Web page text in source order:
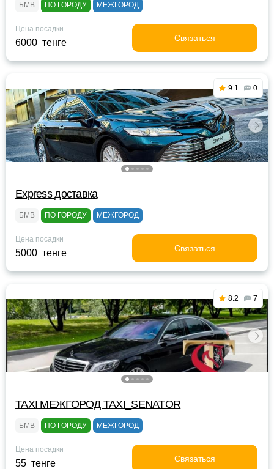
БМВ ПО ГОРОДУ МЕЖГОРОД
Цена посадки
6000 тенге Связаться
9.1 0
Express доставка
БМВ ПО ГОРОДУ МЕЖГОРОД
Цена посадки
5000 тенге Связаться
8.2 7
TAXI МЕЖГОРОД TAXI_SENATOR
БМВ ПО ГОРОДУ МЕЖГОРОД
Цена посадки
55 тенге Связаться